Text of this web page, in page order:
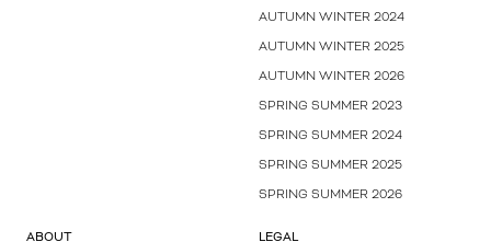
AUTUMN WINTER 2024
AUTUMN WINTER 2025
AUTUMN WINTER 2026
SPRING SUMMER 2023
SPRING SUMMER 2024
SPRING SUMMER 2025
SPRING SUMMER 2026
ABOUT LEGAL